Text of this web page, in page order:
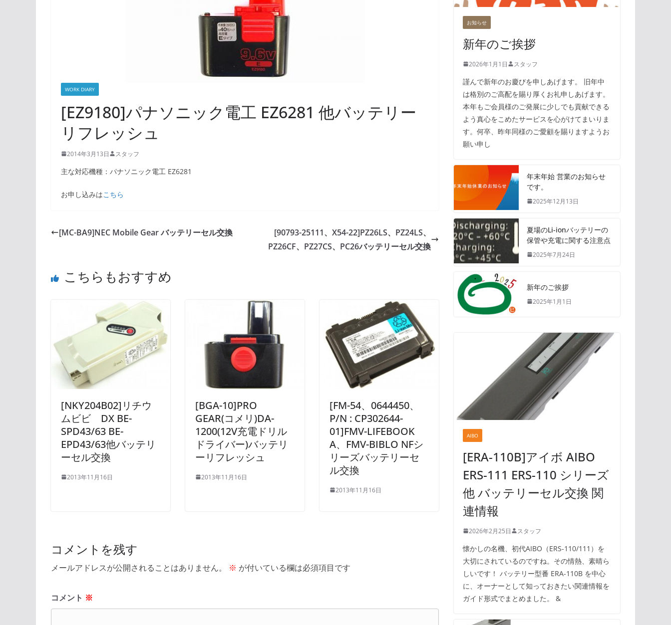
WORK DIARY
[EZ9180]パナソニック電工 EZ6281 他バッテリー
リフレッシュ
2014年3月13日 スタッフ
主な対応機種：パナソニック電工 EZ6281
お申し込みはこちら
[MC-BA9]NEC Mobile Gear バッテリーセル交換
[90793-25111、X54-22]PZ26LS、PZ24LS、
PZ26CF、PZ27CS、PC26バッテリーセル交換
こちらもおすすめ
[NKY204B02]リチウ
ムビビ DX BE-
SPD43/63 BE-
EPD43/63他バッテリ
ーセル交換
2013年11月16日
[BGA-10]PRO
GEAR(コメリ)DA-
1200(12V充電ドリル
ドライバー)バッテリ
ーリフレッシュ
2013年11月16日
[FM-54、0644450、
P/N : CP302644-
01]FMV-LIFEBOOK
A、FMV-BIBLO NFシ
リーズバッテリーセ
ル交換
2013年11月16日
コメントを残す
メールアドレスが公開されることはありません。 ※ が付いている欄は必須項目です
コメント ※
お知らせ
新年のご挨拶
2026年1月1日 スタッフ
謹んで新年のお慶びを申しあげます。 旧年中
は格別のご高配を賜り厚くお礼申しあげます。
本年もご会員様のご発展に少しでも貢献できる
よう真心をこめたサービスを心がけてまいりま
す。何卒、昨年同様のご愛顧を賜りますようお
願い申し
年末年始 営業のお知らせ
です。
2025年12月13日
夏場のLi-ionバッテリーの
保管や充電に関する注意点
2025年7月24日
新年のご挨拶
2025年1月1日
AIBO
[ERA-110B]アイボ AIBO
ERS-111 ERS-110 シリーズ
他 バッテリーセル交換 関
連情報
2026年2月25日 スタッフ
懐かしの名機、初代AIBO（ERS-110/111）を
大切にされているのですね。その情熱、素晴ら
しいです！ バッテリー型番 ERA-110B を中心
に、オーナーとして知っておきたい関連情報を
ガイド形式でまとめました。 &